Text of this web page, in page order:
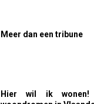
Meer dan een tribune
Hier wil ik wonen!